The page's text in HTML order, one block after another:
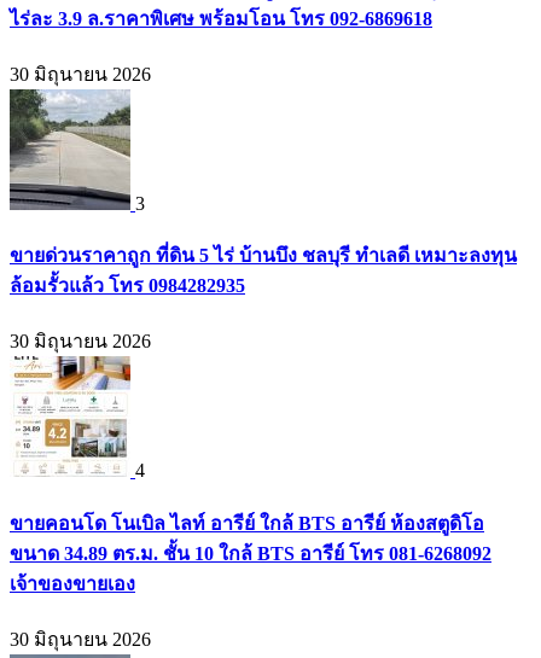
ไร่ละ 3.9 ล.ราคาพิเศษ พร้อมโอน โทร 092-6869618
30 มิถุนายน 2026
3
ขายด่วนราคาถูก ที่ดิน 5 ไร่ บ้านบึง ชลบุรี ทำเลดี เหมาะลงทุน
ล้อมรั้วแล้ว โทร 0984282935
30 มิถุนายน 2026
4
ขายคอนโด โนเบิล ไลท์ อารีย์ ใกล้ BTS อารีย์ ห้องสตูดิโอ
ขนาด 34.89 ตร.ม. ชั้น 10 ใกล้ BTS อารีย์ โทร 081-6268092
เจ้าของขายเอง
30 มิถุนายน 2026